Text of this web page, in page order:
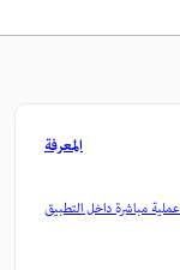
المعرفة